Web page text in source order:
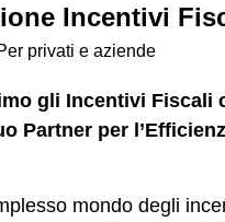
Incentivi
privati e aziende
gli Incentivi Fiscali
Partner per
mondo degli